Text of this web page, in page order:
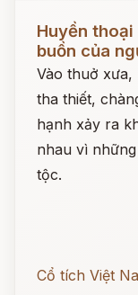
Đọc ngay
Huyền
buồn của
Vào thuở xưa,
tha thiết,
hạnh xảy ra
nhau vì
tộc.
Cổ tích Việt